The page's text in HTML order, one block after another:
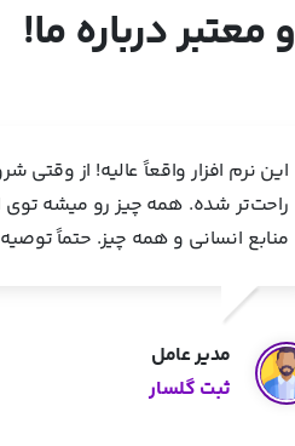
ومعتبردربارهما!
این نرم افزار واقعاً عالیه! از
راحت‌تر شده. همه چیز رو میشه توی
منابع انسانی و همه چیز. حتماً
مدیر عامل
ثبت گلسار